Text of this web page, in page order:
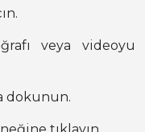
veya videoyu
dokunun.